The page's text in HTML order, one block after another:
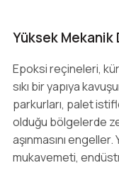
Yüksek Mekanik
Epoksi reçineleri,
sıkı bir yapıya
parkurları, palet
olduğu bölgelerde
aşınmasını
mukavemeti,